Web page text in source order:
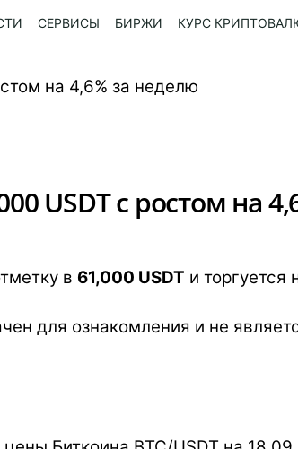
СЕРВИСЫ БИРЖИ КУРС
USDT с ростом на
в 61,000 USDT и торгуется
для ознакомления и не